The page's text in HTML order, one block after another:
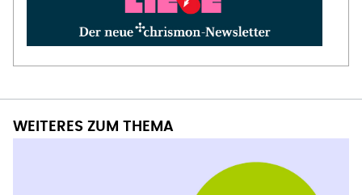
WEITERES ZUM THEMA